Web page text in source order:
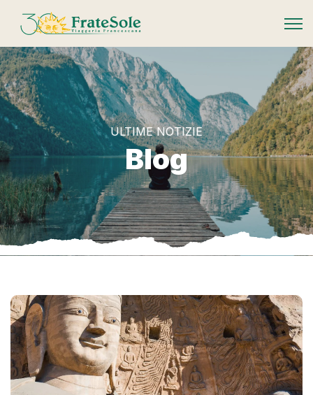
FrateSole Viaggeria Francescana
ULTIME NOTIZIE
Blog